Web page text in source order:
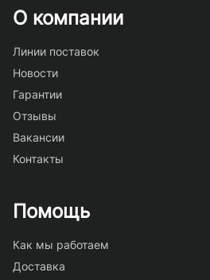
О компании
Линии поставок
Новости
Гарантии
Отзывы
Вакансии
Контакты
Помощь
Как мы работаем
Доставка